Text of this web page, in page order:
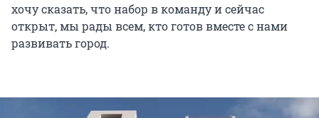
хочу сказать, что набор в команду и сейчас
открыт, мы рады всем, кто готов вместе с нами
развивать город.